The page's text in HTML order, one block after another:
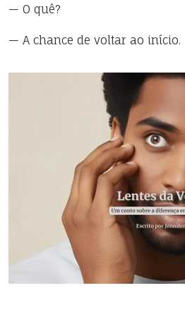
— O quê?
— A chance de voltar ao início.